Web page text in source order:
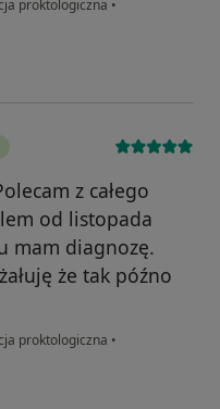
proktologiczna •
z całego
od listopada
mam diagnozę.
że tak późno
proktologiczna •